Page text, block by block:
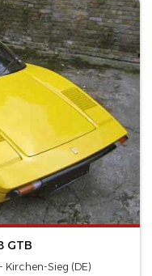
GTB
Sieg (DE)